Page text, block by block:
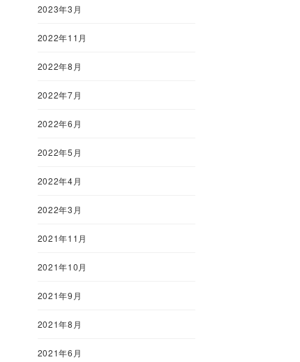
2023年3月
2022年11月
2022年8月
2022年7月
2022年6月
2022年5月
2022年4月
2022年3月
2021年11月
2021年10月
2021年9月
2021年8月
2021年6月